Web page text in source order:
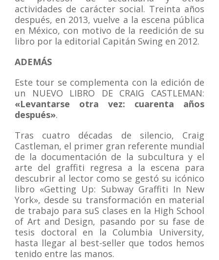
actividades de carácter social. Treinta años
después, en 2013, vuelve a la escena pública
en México, con motivo de la reedición de su
libro por la editorial Capitán Swing en 2012.
ADEMÁS
Este tour se complementa con la edición de
un NUEVO LIBRO DE CRAIG CASTLEMAN:
«Levantarse otra vez: cuarenta años
después».
Tras cuatro décadas de silencio, Craig
Castleman, el primer gran referente mundial
de la documentación de la subcultura y el
arte del graffiti regresa a la escena para
descubrir al lector como se gestó su icónico
libro «Getting Up: Subway Graffiti In New
York», desde su transformación en material
de trabajo para suS clases en la High School
of Art and Design, pasando por su fase de
tesis doctoral en la Columbia University,
hasta llegar al best-seller que todos hemos
tenido entre las manos.